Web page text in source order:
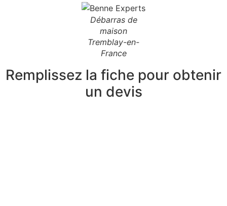
Débarras de
maison
Tremblay-en-
France
Remplissez la fiche pour obtenir
un devis